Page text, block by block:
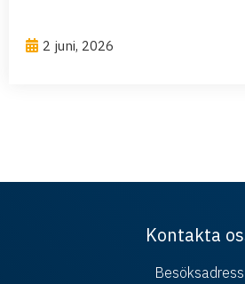
2 juni, 2026
Kontakta
Besöksadress